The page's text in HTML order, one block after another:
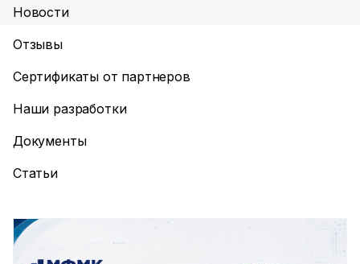
Новости
Отзывы
Сертификаты от партнеров
Наши разработки
Документы
Статьи